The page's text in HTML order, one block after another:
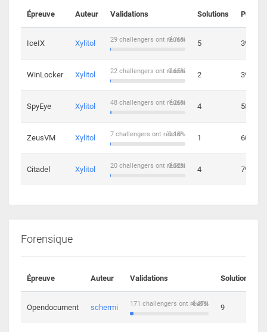
Épreuve Auteur Validations Solutions Points
IceIX Xylitol 0.76%
29 challengers ont réussi 5 39
WinLocker Xylitol 0.65%
22 challengers ont réussi 2 39
SpyEye Xylitol 1.26%
48 challengers ont réussi 4 58
ZeusVM Xylitol 0.18%
7 challengers ont réussi 1 60
Citadel Xylitol 0.52%
20 challengers ont réussi 4 79
Forensique
Épreuve Auteur Validations Solutions
Opendocument schermi 4.47%
171 challengers ont réussi 9